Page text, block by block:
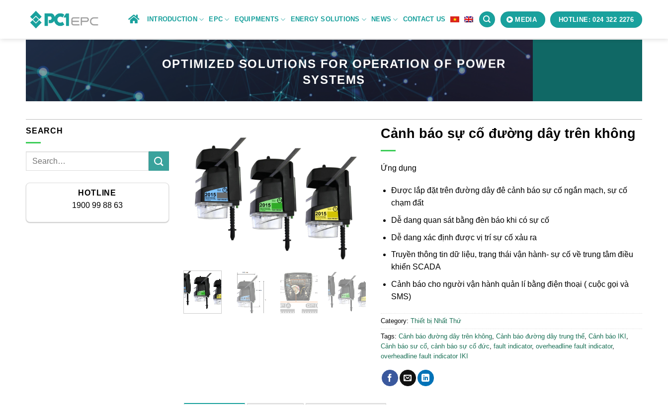
INTRODUCTION EPC EQUIPMENTS ENERGY SOLUTIONS NEWS CONTACT US MEDIA HOTLINE: 024 322 2276
OPTIMIZED SOLUTIONS FOR OPERATION OF POWER
SYSTEMS
SEARCH
HOTLINE
1900 99 88 63
Cảnh báo sự cố đường dây trên không
Ứng dụng
Được lắp đặt trên đường dây đê cảnh báo sự cố ngắn mạch, sự cố
chạm đất
Dễ dang quan sát bằng đèn báo khi có sự cố
Dễ dang xác định được vị trí sự cố xảu ra
Truyền thông tin dữ liệu, trạng thái vận hành- sự cố về trung tâm điều
khiển SCADA
Cảnh báo cho người vận hành quản lí bằng điện thoại ( cuộc gọi và
SMS)
Category:Thiết bị Nhất Thứ
Tags:Cảnh báo đường dây trên không ,Cảnh báo đường dây trung thế ,Cảnh báo IKI
Cảnh báo sư cố ,cảnh báo sự cố đức ,fault indicator,overheadline fault indicator,
overheadline fault indicator IKI